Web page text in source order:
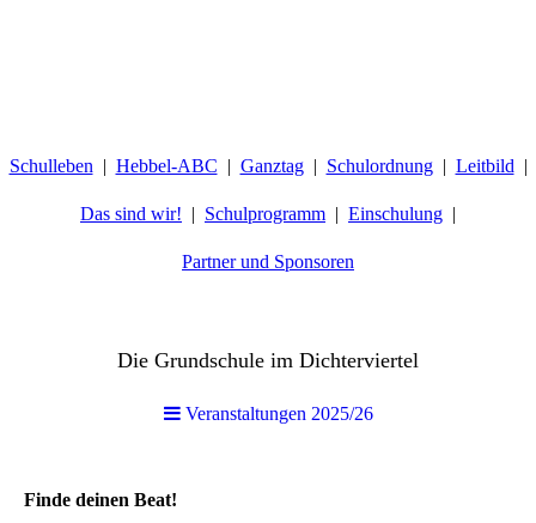
Schulleben Hebbel-ABC Ganztag Schulordnung Leitbild
Das sind wir! Schulprogramm Einschulung
Partner und Sponsoren
Die Grundschule im Dichterviertel
Veranstaltungen 2025/26
Finde deinen Beat!